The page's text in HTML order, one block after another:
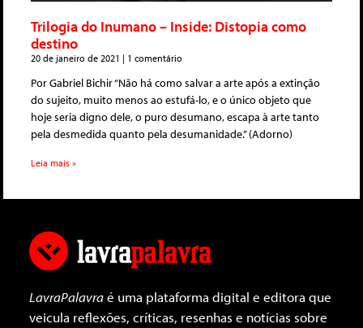
Trilogia do Inumano – Inside: Distopia como
destino
20 de janeiro de 2021 1 comentário
Por Gabriel Bichir “Não há como salvar a arte após a extinção
do sujeito, muito menos ao estufá-lo, e o único objeto que
hoje seria digno dele, o puro desumano, escapa à arte tanto
pela desmedida quanto pela desumanidade.” (Adorno)
Leia mais »
LavraPalavraé uma plataforma digital e editora que
veicula reflexões, críticas, resenhas e notícias sobre